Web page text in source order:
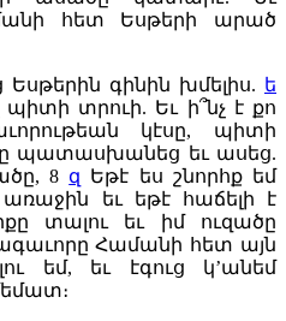
հետ Եսթերի արած
գինին խմելիս. ե
պիտի տրուի. Եւ ի՞նչ է քո
կէսը, պիտի
պատասխանեց եւ ասեց.
8 զ Եթէ ես շնորհք եմ
եւ եթէ հաճելի է
տալու եւ իմ ուզածը
Համանի հետ այն
եմ, եւ էգուց կ’անեմ